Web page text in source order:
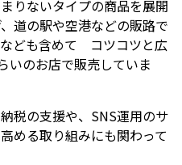
りないタイプの商品を展開
道の駅や空港などの販路で
ども含めて コツコツと広
いのお店で販売していま
税の支援や、SNS運用のサ
める取り組みにも関わって